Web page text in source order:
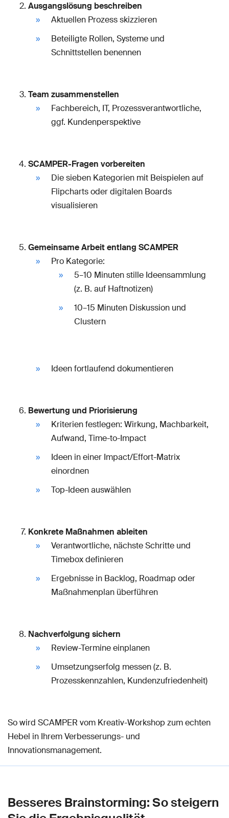
Ausgangslösung beschreiben
Aktuellen Prozess skizzieren
Beteiligte Rollen, Systeme und
Schnittstellen benennen
Team zusammenstellen
Fachbereich, IT, Prozessverantwortliche,
ggf. Kundenperspektive
SCAMPER-Fragen vorbereiten
Die sieben Kategorien mit Beispielen auf
Flipcharts oder digitalen Boards
visualisieren
Gemeinsame Arbeit entlang SCAMPER
Pro Kategorie:
5–10 Minuten stille Ideensammlung
(z. B. auf Haftnotizen)
10–15 Minuten Diskussion und
Clustern
Ideen fortlaufend dokumentieren
Bewertung und Priorisierung
Kriterien festlegen: Wirkung, Machbarkeit,
Aufwand, Time-to-Impact
Ideen in einer Impact/Effort-Matrix
einordnen
Top-Ideen auswählen
Konkrete Maßnahmen ableiten
Verantwortliche, nächste Schritte und
Timebox definieren
Ergebnisse in Backlog, Roadmap oder
Maßnahmenplan überführen
Nachverfolgung sichern
Review-Termine einplanen
Umsetzungserfolg messen (z. B.
Prozesskennzahlen, Kundenzufriedenheit)
So wird SCAMPER vom Kreativ-Workshop zum echten
Hebel in Ihrem Verbesserungs- und
Innovationsmanagement.
Besseres Brainstorming: So steigern